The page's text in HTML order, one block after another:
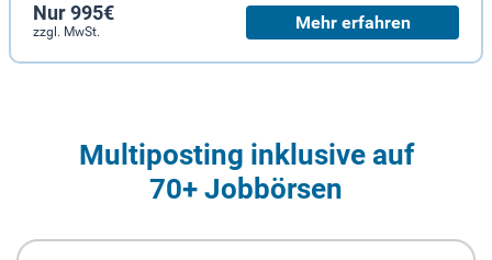
Nur 995€
zzgl. MwSt. Mehr erfahren
Multiposting inklusive auf
70+ Jobbörsen